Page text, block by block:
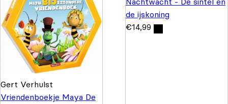
Gert Verhulst
Vriendenboekje Maya De
de ijskoning
€14,99